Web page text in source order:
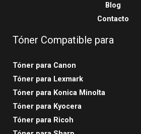
Blog
Contacto
Tóner Compatible para
Tóner para Canon
Tóner para Lexmark
Tóner para Konica Minolta
Tóner para Kyocera
Tóner para Ricoh